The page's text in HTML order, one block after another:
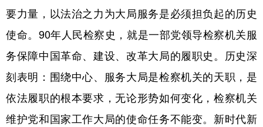
要力量，以法治之力为大局服务是必须担负起的历史
使命。90年人民检察史，就是一部党领导检察机关服
务保障中国革命、建设、改革大局的履职史。历史深
刻表明：围绕中心、服务大局是检察机关的天职，是
依法履职的根本要求，无论形势如何变化，检察机关
维护党和国家工作大局的使命任务不能变。新时代新